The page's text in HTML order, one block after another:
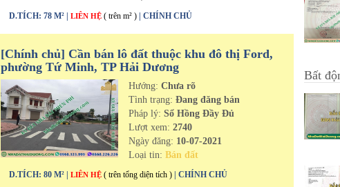
D.TÍCH: 78 M² | LIÊN HỆ ( trên m² ) | CHÍNH CHỦ
[Chính chủ] Cần bán lô đất thuộc khu đô thị Ford,
phường Tứ Minh, TP Hải Dương
Hướng:Chưa rõ
Tình trạng:Đang đăng bán
Pháp lý: Sổ Hồng Đầy Đủ
Lượt xem:2740
Ngày đăng: 10-07-2021
Loại tin:Bán đất
D.TÍCH: 80 M² | LIÊN HỆ ( trên tổng diện tích ) | CHÍNH CHỦ
Bất